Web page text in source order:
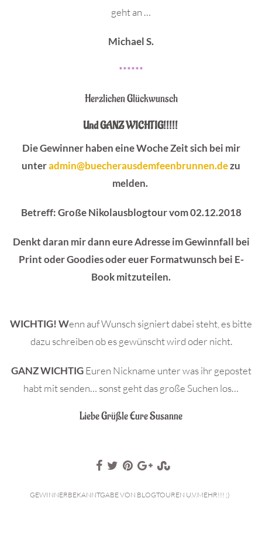
geht an …
Michael S.
******
Herzlichen Glückwunsch
Und GANZ WICHTIG!!!!!
Die Gewinner haben eine Woche Zeit sich bei mir
unteradmin@buecherausdemfeenbrunnen.dezu
melden.
Betreff: Große Nikolausblogtour vom 02.12.2018
Denkt daran mir dann eure Adresse im Gewinnfall bei
Print oder Goodies oder euer Formatwunsch bei E-
Book mitzuteilen.
WICHTIG! Wenn auf Wunsch signiert dabei steht, es bitte
dazu schreiben ob es gewünscht wird oder nicht.
GANZ WICHTIGEuren Nickname unter was ihr gepostet
habt mit senden… sonst geht das große Suchen los…
Liebe Grüßle Eure Susanne
GEWINNERBEKANNTGABE VON BLOGTOUREN U.V.MEHR!!! ;)